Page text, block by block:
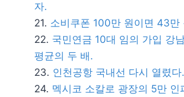
자.
소비쿠폰 100만 원이면 43만
국민연금 10대 임의 가입 강
평균의 두 배.
인천공항 국내선 다시 열렸다.
멕시코 소칼로 광장의 5만 인